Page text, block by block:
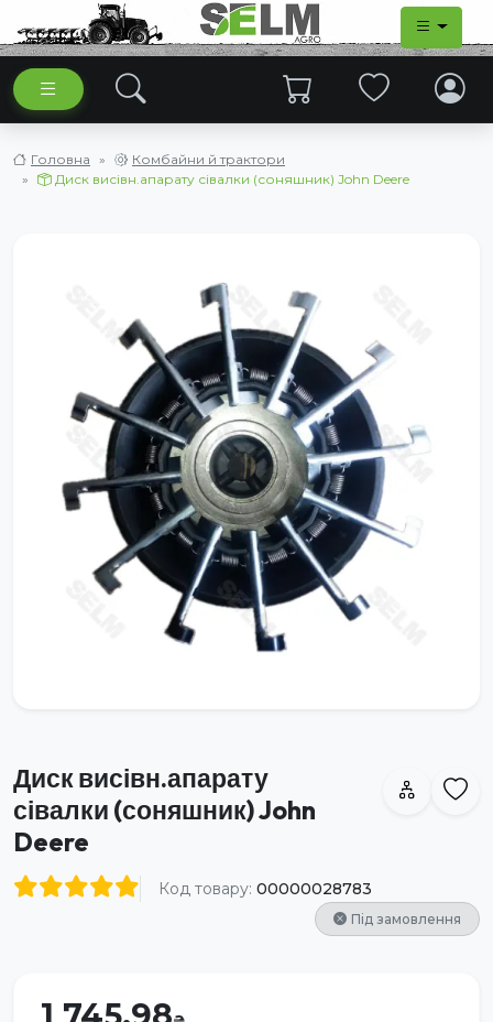
Головна
Комбайни й трактори
Диск висівн.апарату сівалки (соняшник) John Deere
Диск висівн.апарату
сівалки (соняшник) John
Deere
Код товару: 00000028783
Під замовлення